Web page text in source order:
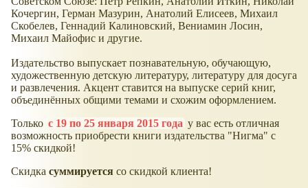
Кочергин, Герман Мазурин, Анатолий Елисеев, Михаил
Скобелев, Геннадий Калиновский, Вениамин Лосин,
Михаил Майофис и другие.
Издательство выпускает познавательную, обучающую,
художественную детскую литературу, литературу для досуга
и развлечения. Акцент ставится на выпуске серий книг,
объединённых общими темами и схожим оформлением.
Только с 19 по 25 января 2015 года у вас есть отличная
возможность приобрести книги издательства "Нигма" с
15% скидкой!
Скидка суммируется со скидкой клиента!